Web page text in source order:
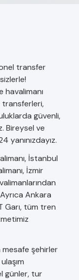
transfer
güvenli,
Bireysel ve
yanınızdayız.
İstanbul
İzmir
Ankara
Garı, tüm tren
mesafe şehirler
günler, tur